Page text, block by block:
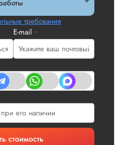
требования
E-mail *
стоимость
что не было
не задалбывали,
посмотрели, что
и сказал...
Читать полный
Ответ от